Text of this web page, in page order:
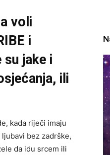
voli
i
su jake i
ili
kada riječi imaju
bez zadrške,
da idu srcem ili